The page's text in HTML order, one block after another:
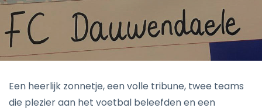
Een heerlijk zonnetje, een volle tribune, twee teams
die plezier aan het voetbal beleefden en een